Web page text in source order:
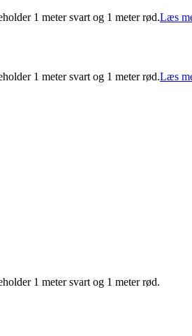
1 meter svart og 1 meter rød.Læs
1 meter svart og 1 meter rød.Læs
1 meter svart og 1 meter rød.